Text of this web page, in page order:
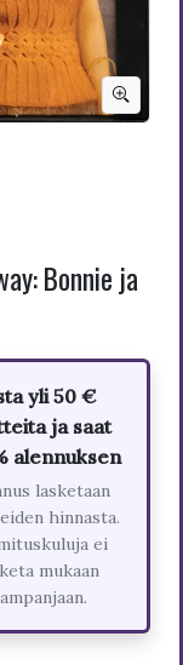
Bonnie ja
yli 50 €
ja saat
alennuksen
lasketaan
hinnasta.
ei
mukaan